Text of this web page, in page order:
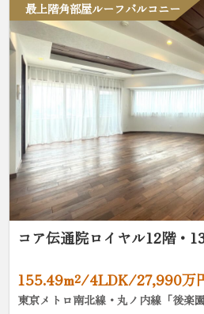
最上階角部屋ルーフバルコニー
コア伝通院ロイヤル12階・
155.49m²/4LDK/27,990万
東京メトロ南北線・丸ノ内線「後楽